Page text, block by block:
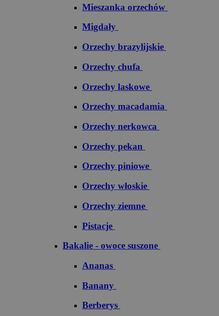
Mieszanka orzechów
Migdały
Orzechy brazylijskie
Orzechy chufa
Orzechy laskowe
Orzechy macadamia
Orzechy nerkowca
Orzechy pekan
Orzechy piniowe
Orzechy włoskie
Orzechy ziemne
Pistacje
Bakalie - owoce suszone
Ananas
Banany
Berberys